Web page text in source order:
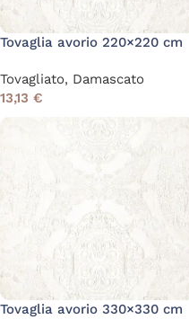
Tovaglia avorio 220×220 cm
Tovagliato, Damascato
13,13 €
Tovaglia avorio 330×330 cm